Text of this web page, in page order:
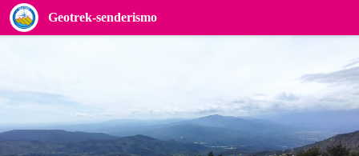
Geotrek-senderismo
El Roc del Grevol y Puig d'Orella
Elisabeth Coste